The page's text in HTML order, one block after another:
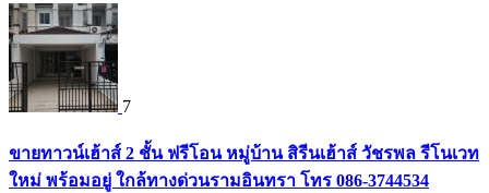
7
ขายทาวน์เฮ้าส์ 2 ชั้น ฟรีโอน หมู่บ้าน สิรีนเฮ้าส์ วัชรพล รีโนเวท
ใหม่ พร้อมอยู่ ใกล้ทางด่วนรามอินทรา โทร 086-3744534